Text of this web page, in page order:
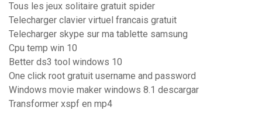
Tous les jeux solitaire gratuit spider
Telecharger clavier virtuel francais gratuit
Telecharger skype sur ma tablette samsung
Cpu temp win 10
Better ds3 tool windows 10
One click root gratuit username and password
Windows movie maker windows 8.1 descargar
Transformer xspf en mp4